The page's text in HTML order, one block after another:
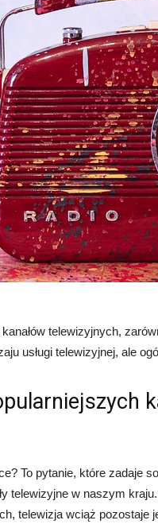
telewizyjnych,
usługi telewizyjnej, ale
To pytanie, które zadaje
telewizyjne w naszym
telewizja wciąż pozostaje